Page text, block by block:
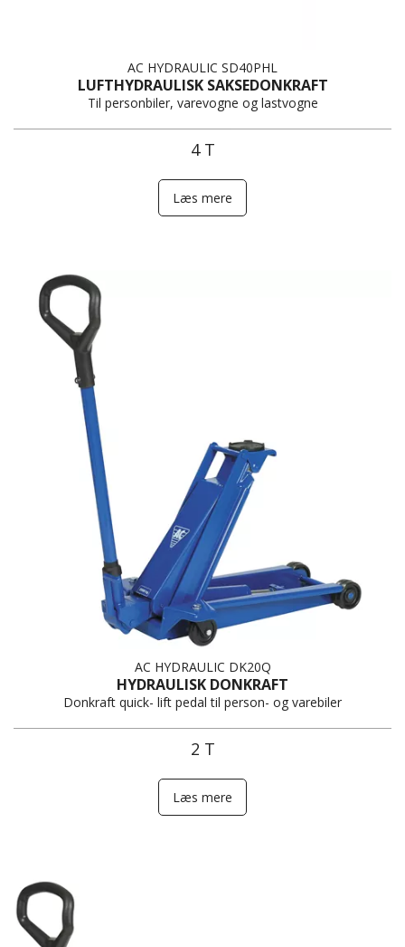
AC HYDRAULIC SD40PHL
LUFTHYDRAULISK SAKSEDONKRAFT
Til personbiler, varevogne og lastvogne
4 T
Læs mere
AC HYDRAULIC DK20Q
HYDRAULISK DONKRAFT
Donkraft quick- lift pedal til person- og varebiler
2 T
Læs mere